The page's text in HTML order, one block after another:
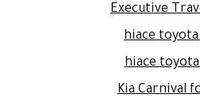
Executive
hiace
hiace
Kia Carnival